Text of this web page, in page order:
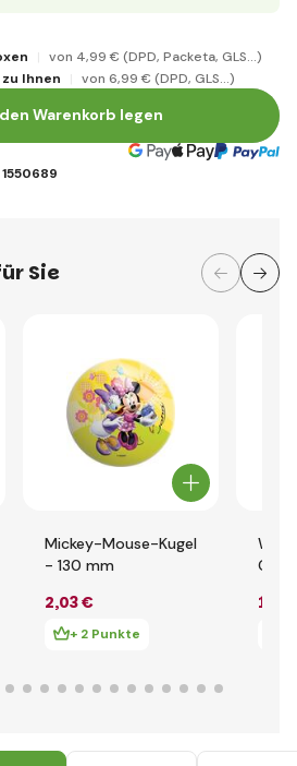
von 4,99 € (DPD, Packeta, GLS...)
Ihnen
von 6,99 € (DPD, GLS...)
Warenkorb legen
1550689
Sie
Mickey-Mouse-Kugel
- 130 mm
2,03 €
+ 2 Punkte
10